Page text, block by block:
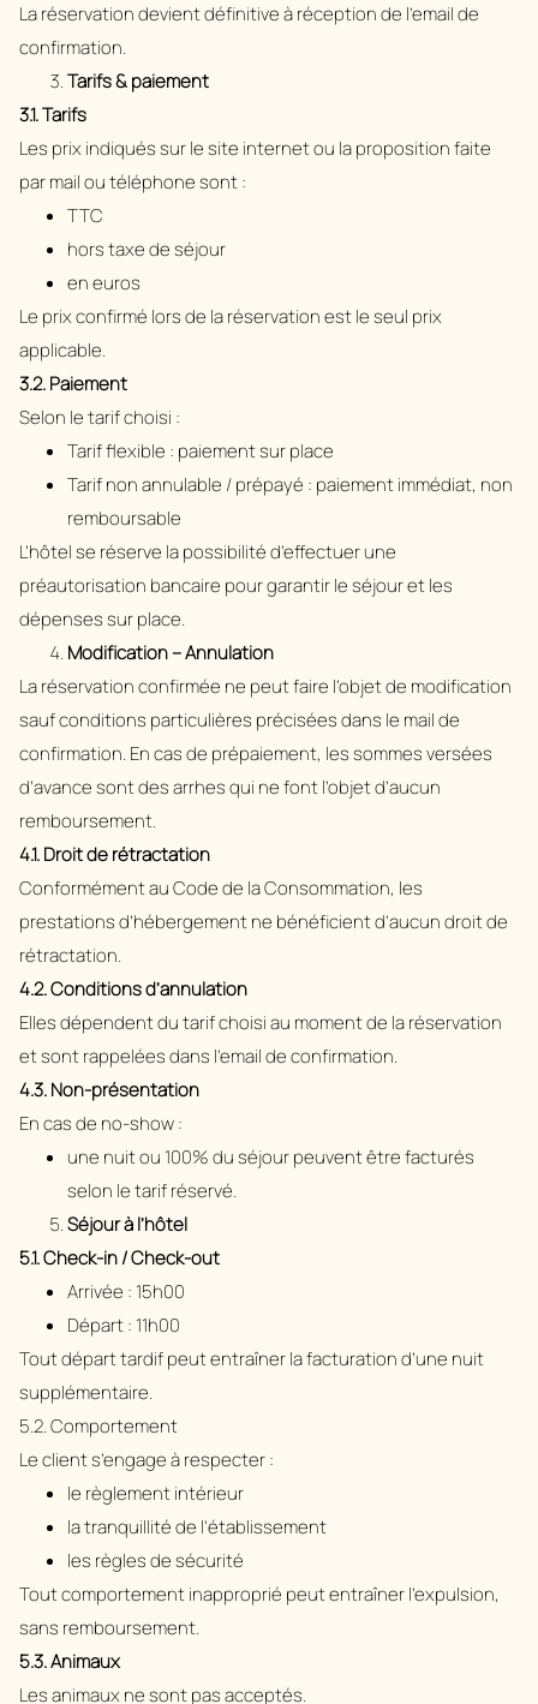
La réservation devient définitive à réception de l’email de
confirmation.
Tarifs & paiement
3.1. Tarifs
Les prix indiqués sur le site internet ou la proposition faite
par mail ou téléphone sont :
TTC
hors taxe de séjour
en euros
Le prix confirmé lors de la réservation est le seul prix
applicable.
3.2. Paiement
Selon le tarif choisi :
Tarif flexible : paiement sur place
Tarif non annulable / prépayé : paiement immédiat, non
remboursable
L’hôtel se réserve la possibilité d’effectuer une
préautorisation bancaire pour garantir le séjour et les
dépenses sur place.
Modification – Annulation
La réservation confirmée ne peut faire l’objet de modification
sauf conditions particulières précisées dans le mail de
confirmation. En cas de prépaiement, les sommes versées
d’avance sont des arrhes qui ne font l’objet d’aucun
remboursement.
4.1. Droit de rétractation
Conformément au Code de la Consommation, les
prestations d’hébergement ne bénéficient d’aucun droit de
rétractation.
4.2. Conditions d’annulation
Elles dépendent du tarif choisi au moment de la réservation
et sont rappelées dans l’email de confirmation.
4.3. Non-présentation
En cas de no-show :
une nuit ou 100% du séjour peuvent être facturés
selon le tarif réservé.
Séjour à l’hôtel
5.1. Check-in / Check-out
Arrivée : 15h00
Départ : 11h00
Tout départ tardif peut entraîner la facturation d’une nuit
supplémentaire.
5.2. Comportement
Le client s’engage à respecter :
le règlement intérieur
la tranquillité de l’établissement
les règles de sécurité
Tout comportement inapproprié peut entraîner l’expulsion,
sans remboursement.
5.3. Animaux
Les animaux ne sont pas acceptés.